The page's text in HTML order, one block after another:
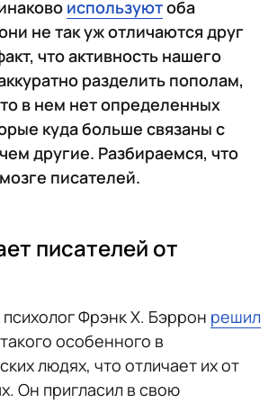
используютоба
не так уж отличаются друг
что активность нашего
разделить пополам,
в нем нет определенных
куда больше связаны с
другие. Разбираемся, что
писателей.
писателей от
Фрэнк X. Бэррон решил
особенного в
людях, что отличает их от
Он пригласил в свою